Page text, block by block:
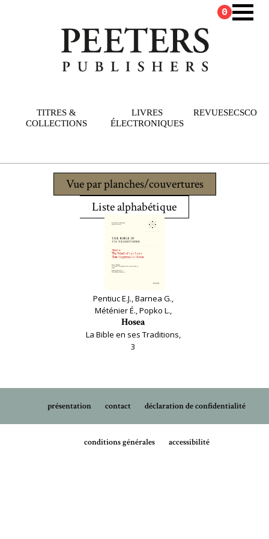
TITRES &
COLLECTIONS
LIVRES
ÉLECTRONIQUES
REVUESECSCO
0
Vue par planches/couvertures
Liste alphabétique
Pentiuc E.J., Barnea G.,
Méténier É., Popko L.,
Hosea
La Bible en ses Traditions,
3
présentation contact déclaration de confidentialité
conditions générales accessibilité